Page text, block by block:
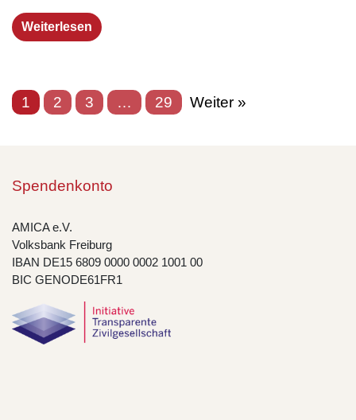
Weiterlesen
1 2 3 … 29 Weiter »
Spendenkonto
AMICA e.V.
Volksbank Freiburg
IBAN DE15 6809 0000 0002 1001 00
BIC GENODE61FR1